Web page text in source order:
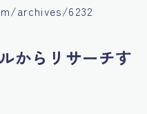
archives/6232
からリサーチす